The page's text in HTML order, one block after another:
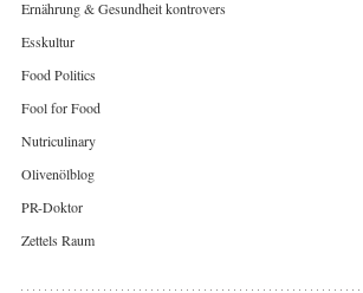
Ernährung & Gesundheit kontrovers
Esskultur
Food Politics
Fool for Food
Nutriculinary
Olivenölblog
PR-Doktor
Zettels Raum